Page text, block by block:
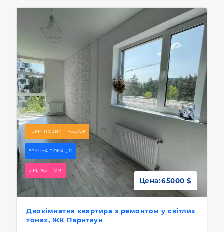
ТЕРМІНОВИЙ ПРОДАЖ
ЗРУЧНА ЛОКАЦІЯ
З РЕМОНТОМ
Двокімнатна квартира з ремонтом у світлих
тонах, ЖК Парктаун
Цена:65000 $